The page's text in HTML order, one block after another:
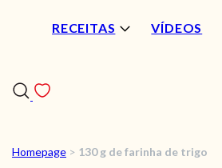
RECEITAS VÍDEOS
RECEITAS
Homepage > 130 g de farinha de trigo